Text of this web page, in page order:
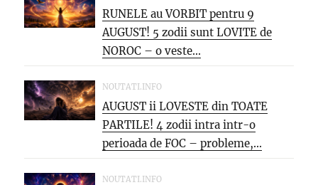
RUNELE au VORBIT pentru 9
AUGUST! 5 zodii sunt LOVITE de
NOROC – o veste...
NOUTATI.INFO
AUGUST ii LOVESTE din TOATE
PARTILE! 4 zodii intra intr-o
perioada de FOC – probleme,...
NOUTATI.INFO